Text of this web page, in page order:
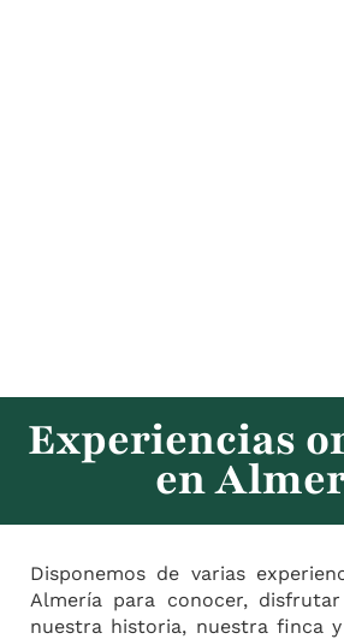
Experiencias
en
Disponemos de varias
Almería para conocer,
nuestra historia, nuestra finca